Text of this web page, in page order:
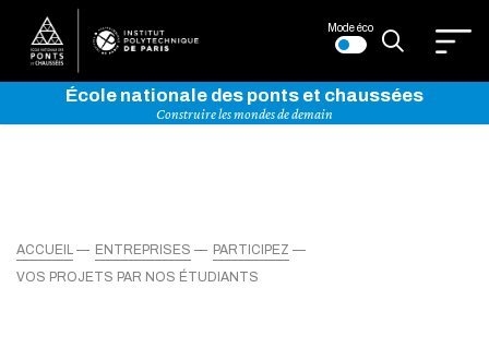
Mode éco
École nationale des ponts et chaussées
Construire les mondes de demain
ACCUEIL ENTREPRISES
PARTICIPEZ
VOS PROJETS PAR NOS ÉTUDIANTS